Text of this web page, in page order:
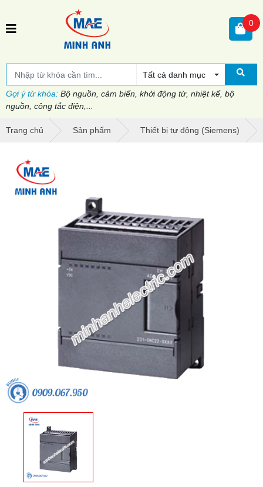
Tất cả danh mục
Gợi ý từ khóa: Bộ nguồn, cảm biến, khởi động từ, nhiệt kế, bộ
nguồn, công tắc điện,...
0
Trang chủ Sản phẩm Thiết bị tự động (Siemens)